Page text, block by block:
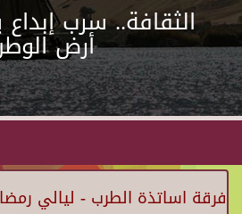
الثقافة.. سرب
أرض
فرقة اساتذة الطرب - ليالي